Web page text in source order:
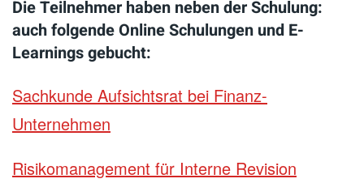
Die Teilnehmer haben neben der Schulung:
auch folgende Online Schulungen und E-
Learnings gebucht:
Sachkunde Aufsichtsrat bei Finanz-
Unternehmen
Risikomanagement für Interne Revision